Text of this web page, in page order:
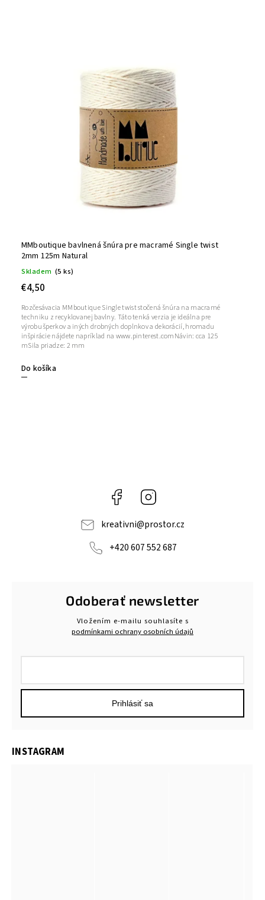
MMboutique bavlnená šnúra pre macramé Single twist
2mm 125m Natural
Skladem (5 ks)
€4,50
Do košíka
Rozčesávacia MMboutique Single twist stočená šnúra na macramé
techniku ​​z recyklovanej bavlny. Táto tenká verzia je ideálna pre
výrobu šperkov a iných drobných doplnkov a dekorácií, hromadu
inšpirácie nájdete napríklad na www.pinterest.comNávin: cca 125
mSila priadze: 2 mm
Facebook
kreativni@prostor.cz
+420 607 552 687
Odoberať newsletter
Vložením e-mailu souhlasíte s
podmínkami ochrany osobních údajů
Prihlásiť sa
INSTAGRAM